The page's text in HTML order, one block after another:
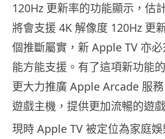
120Hz 更新率的功能顯示，估
將會支援 4K 解像度 120Hz 更
個推斷屬實，新 Apple TV 亦
能方能支援。有了這項新功能
更大力推廣 Apple Arcade 服
遊戲主機，提供更加流暢的遊
現時 Apple TV 被定位為家庭